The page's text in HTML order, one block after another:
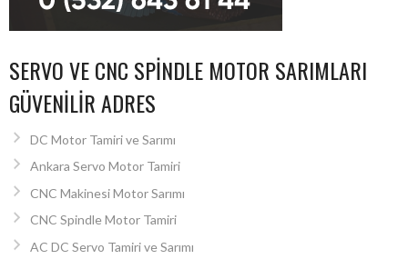
SERVO VE CNC SPINDLE MOTOR SARIMLARI
GÜVENILIR ADRES
DC Motor Tamiri ve Sarımı
Ankara Servo Motor Tamiri
CNC Makinesi Motor Sarımı
CNC Spindle Motor Tamiri
AC DC Servo Tamiri ve Sarımı